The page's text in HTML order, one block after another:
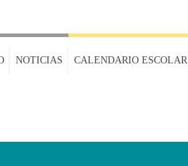
NOTICIAS CALENDARIO ESCOLAR